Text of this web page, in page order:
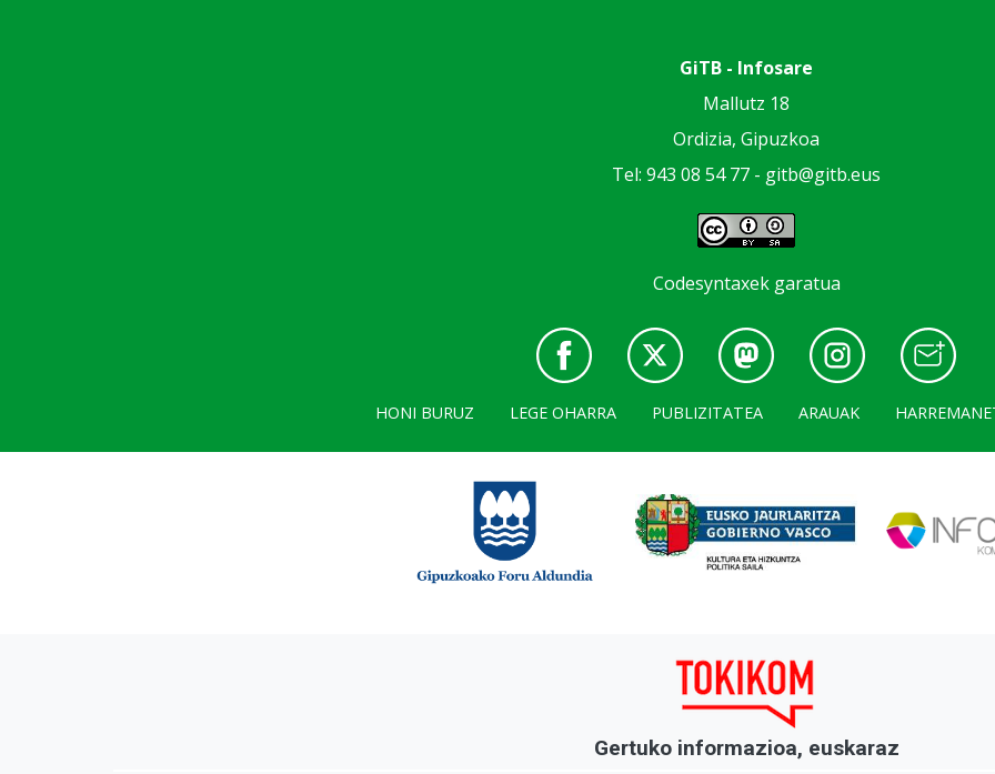
GiTB - Infosare
Mallutz 18
Ordizia, Gipuzkoa
Tel: 943 08 54 77 - gitb@gitb.eus
Codesyntaxek garatua
HONI BURUZ LEGE OHARRA PUBLIZITATEA ARAUAK
Gertuko informazioa, euskaraz